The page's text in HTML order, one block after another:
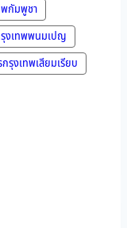
พกัมพูชา
งเทพพนมเปญ
รุงเทพเสียมเรียบ